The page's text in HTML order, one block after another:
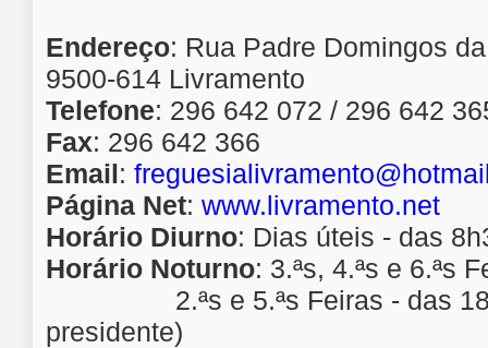
Endereço: Rua Padre Domingos
9500-614 Livramento
Telefone: 296 642 072 / 296 642
Fax: 296 642 366
Email:
Página Net: www.livramento.net
Horário Diurno: Dias úteis - das
Horário Noturno: 3.ªs, 4.ªs e 6.ªs
2.ªs e 5.ªs Feiras - das
presidente)